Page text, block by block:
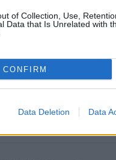
of Collection, Use,
Data that Is Unrelated with
CONFIRM
Data Deletion Data
Porto
papel das
para uma cultura